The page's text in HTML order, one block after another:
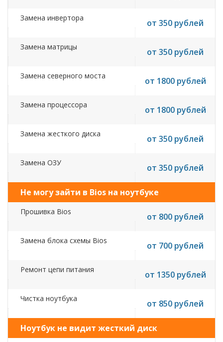
Замена инвертора от 350 рублей
Замена матрицы от 350 рублей
Замена северного моста от 1800 рублей
Замена процессора от 1800 рублей
Замена жесткого диска от 350 рублей
Замена ОЗУ от 350 рублей
Не могу зайти в Bios на ноутбуке
Прошивка Bios от 800 рублей
Замена блока схемы Bios от 700 рублей
Ремонт цепи питания от 1350 рублей
Чистка ноутбука от 850 рублей
Ноутбук не видит жесткий диск